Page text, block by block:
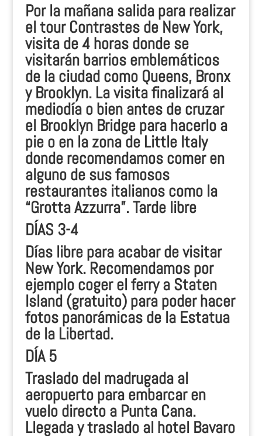
Por la mañana salida para realizar
el tour Contrastes de New York,
visita de 4 horas donde se
visitarán barrios emblemáticos
de la ciudad como Queens, Bronx
y Brooklyn. La visita finalizará al
mediodía o bien antes de cruzar
el Brooklyn Bridge para hacerlo a
pie o en la zona de Little Italy
donde recomendamos comer en
alguno de sus famosos
restaurantes italianos como la
“Grotta Azzurra”. Tarde libre
DÍAS 3-4
Días libre para acabar de visitar
New York. Recomendamos por
ejemplo coger el ferry a Staten
Island (gratuito) para poder hacer
fotos panorámicas de la Estatua
de la Libertad.
DÍA 5
Traslado del madrugada al
aeropuerto para embarcar en
vuelo directo a Punta Cana.
Llegada y traslado al hotel Bavaro